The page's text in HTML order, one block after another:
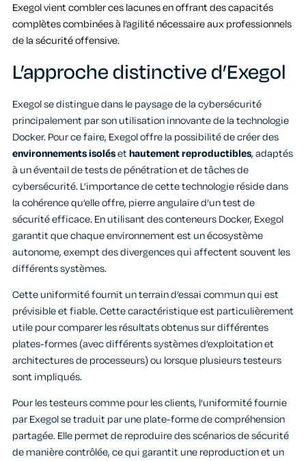
Exegol vient combler ces lacunes en offrant des capacités
complètes combinées à l’agilité nécessaire aux professionnels
de la sécurité offensive.
L’approche distinctive d’Exegol
Exegol se distingue dans le paysage de la cybersécurité
principalement par son utilisation innovante de la technologie
Docker. Pour ce faire, Exegol offre la possibilité de créer des
environnementsisolésethautement reproductibles, adaptés
à un éventail de tests de pénétration et de tâches de
cybersécurité. L’importance de cette technologie réside dans
la cohérence qu’elle offre, pierre angulaire d’un test de
sécurité efficace. En utilisant des conteneurs Docker, Exegol
garantit que chaque environnement est un écosystème
autonome, exempt des divergences qui affectent souvent les
différents systèmes.
Cette uniformité fournit un terrain d’essai commun qui est
prévisible et fiable. Cette caractéristique est particulièrement
utile pour comparer les résultats obtenus sur différentes
plates-formes (avec différents systèmes d’exploitation et
architectures de processeurs) ou lorsque plusieurs testeurs
sont impliqués.
Pour les testeurs comme pour les clients, l’uniformité fournie
par Exegol se traduit par une plate-forme de compréhension
partagée. Elle permet de reproduire des scénarios de sécurité
de manière contrôlée, ce qui garantit une reproduction et un